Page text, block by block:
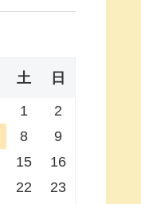
土 日
1
2
8
9
15
16
22
23